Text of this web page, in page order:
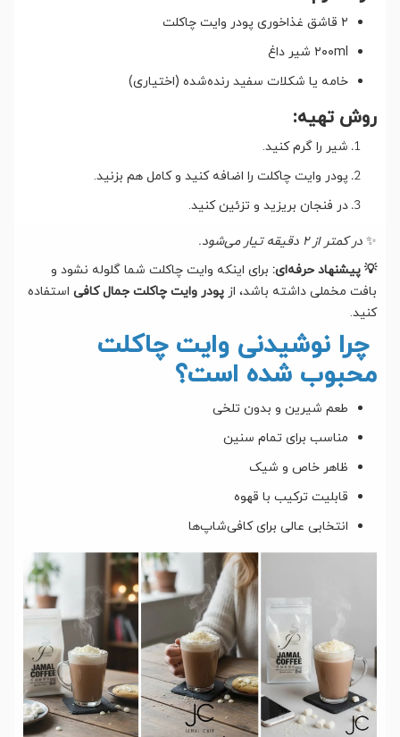
۲ قاشق غذاخوری پودر وایت چاکلت
۲۰۰ml شیر داغ
خامه یا شکلات سفید رنده‌شده (اختیاری)
روش تهیه:
شیر را گرم کنید.
پودر وایت چاکلت را اضافه کنید و کامل هم بزنید.
در فنجان بریزید و تزئین کنید.
✨ در کمتر از ۲ دقیقه تیار می‌شود.
💡 پیشنهاد حرفه‌ای: برای اینکه وایت چاکلت شما گلوله نشود و
بافت مخملی داشته باشد، از پودر وایت چاکلت جمال کافی استفاده
کنید.
چرا نوشیدنی وایت چاکلت
محبوب شده است؟
طعم شیرین و بدون تلخی
مناسب برای تمام سنین
ظاهر خاص و شیک
قابلیت ترکیب با قهوه
انتخابی عالی برای کافی‌شاپ‌ها